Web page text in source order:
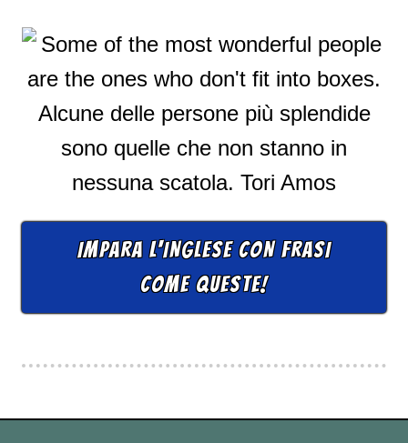
IMPARA L'INGLESE CON FRASI
COME QUESTE!